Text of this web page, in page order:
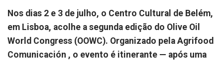
Nos dias 2 e 3 de julho, o Centro Cultural de Belém,
em Lisboa, acolhe a segunda edição do Olive Oil
World Congress (OOWC). Organizado pela Agrifood
Comunicación , o evento é itinerante — após uma